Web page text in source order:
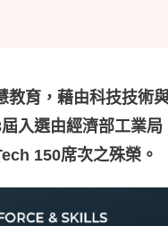
教育，藉由科技技術
入選由經濟部工業
150席次之殊榮。